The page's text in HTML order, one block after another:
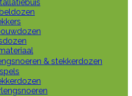
& stekkerdozen